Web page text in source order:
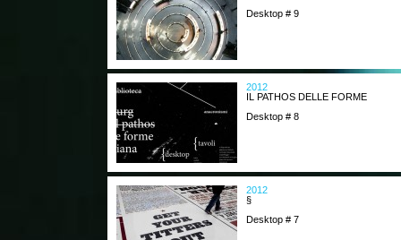
Desktop # 9
2012
IL PATHOS DELLE FORME
Desktop # 8
2012
§
Desktop # 7